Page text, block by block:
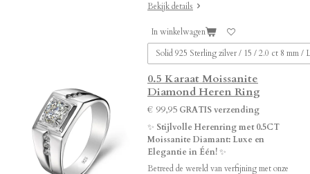
Bekijk details
In winkelwagen
0.5 Karaat Moissanite
Diamond Heren Ring
€ 99,95 GRATIS verzending
✨ Stijlvolle Herenring met 0.5CT
Moissanite Diamant: Luxe en
Elegantie in Één!✨
Betreed de wereld van verfijning met onze